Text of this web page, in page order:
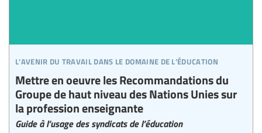
l’avenir du travail dans le domaine de l’éducation
Mettre en oeuvre les Recommandations du
Groupe de haut niveau des Nations Unies sur
la profession enseignante
Guide à l’usage des syndicats de l’éducation